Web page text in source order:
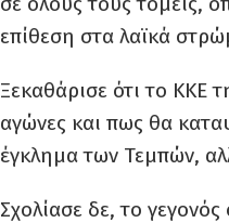
επίθεση στα λαϊκά
Ξεκαθάρισε ότι το ΚΚΕ
αγώνες και πως θα
έγκλημα των Τεμπών,
Σχολίασε δε, το